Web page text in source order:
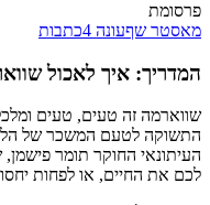
פרסומת
מאסטר שףעונה 4 כתבות
המדריך: איך לאכול
שווארמה זה טעים, טעים
התשוקה לטעם המשכר של
העיתונאי החוקר תומר
לכם את החיים, או לפחות